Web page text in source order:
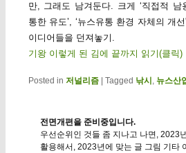
만, 그래도 남겨둔다. 크게 ‘직접적 남
통한 유도’, ‘뉴스유통 환경 자체의 개
이디어들을 던져놓기.
기왕 이렇게 된 김에 끝까지 읽기(클릭)
Posted in 저널리즘 Tagged 낚시 , 뉴스산
전면개편을 준비중입니다.
우선순위인 것들 좀 지나고 나면, 2023
활용해서, 2023년에 맞는 글 그림 기타